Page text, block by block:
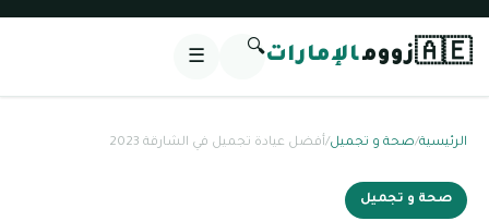
🇦🇪زوومالإمارات🔍
☰
الرئيسية/صحة و تجميل/أفضل عيادة تجميل في الشارقة 2023
صحة و تجميل